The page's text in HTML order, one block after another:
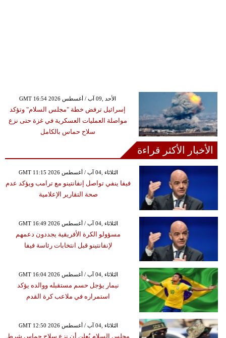
GMT 16:54 2026 الأحد ,09 آب / أغسطس
إسرائيل ترفض خطة "مجلس السلام" وتؤكد
مواصلة العمليات العسكرية في غزة حتى نزع
سلاح حماس بالكامل
الأخبار الأكثر قراءة
GMT 11:15 2026 الثلاثاء ,04 آب / أغسطس
فيفا ينفي تواصل إنفانتينو مع ترامب ويؤكد عدم
صحة التقارير الإعلامية
GMT 16:49 2026 الثلاثاء ,04 آب / أغسطس
مسؤولو الكرة الأفريقية يجددون دعمهم
لإنفانتينو قبل انتخابات رئاسة فيفا
GMT 16:04 2026 الثلاثاء ,04 آب / أغسطس
نيمار يؤجل حسم مستقبله ووالده يؤكد
استمراره في ملاعب كرة القدم
GMT 12:50 2026 الثلاثاء ,04 آب / أغسطس
مجلس السلام يُعلن أن نزع سلاح حماس شرط